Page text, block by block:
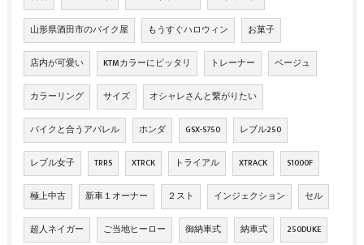
山形県酒田市のバイク屋 もうすぐハロウィン お菓子
店内が可愛い KTMカラーにピッタリ トレーナー ベージュ
カラーリング サイズ オシャレさんと繋がりたい
バイクと合うアパレル ホンダ GSX-S750 レブル250
レブル女子 TRRS XTRCK トライアル XTRACK S1000F
極上中古 新車１オーナー ２スト インジェクション セル
超人ネイガー ご当地ヒーロー 御納車式 納車式 250DUKE